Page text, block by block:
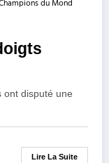
ont disputé une
Lire La Suite